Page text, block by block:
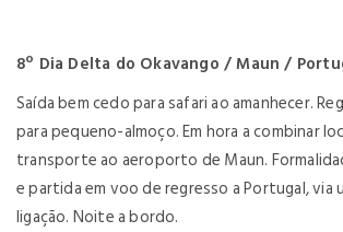
8º Dia Delta do Okavango / Maun /
Saída bem cedo para safari ao amanhecer.
para pequeno-almoço. Em hora a combinar
transporte ao aeroporto de Maun.
e partida em voo de regresso a Portugal, via
ligação. Noite a bordo.